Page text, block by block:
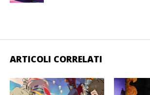
ARTICOLI CORRELATI